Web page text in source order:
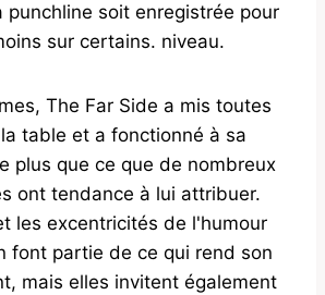
punchline soit enregistrée pour
sur certains. niveau.
The Far Side a mis toutes
table et a fonctionné à sa
plus que ce que de nombreux
ont tendance à lui attribuer.
les excentricités de l'humour
font partie de ce qui rend son
mais elles invitent également